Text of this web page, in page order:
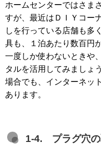
ホームセンターではさま
すが、最近はＤＩＹコー
しを行っている店舗も多
具も、１泊あたり数百円
一度しか使わないときや
タルを活用してみましょ
場合でも、インターネッ
あります。
1-4. プラグ穴の